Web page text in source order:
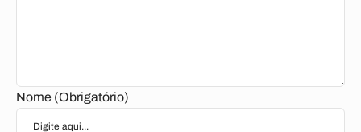
Nome (Obrigatório)